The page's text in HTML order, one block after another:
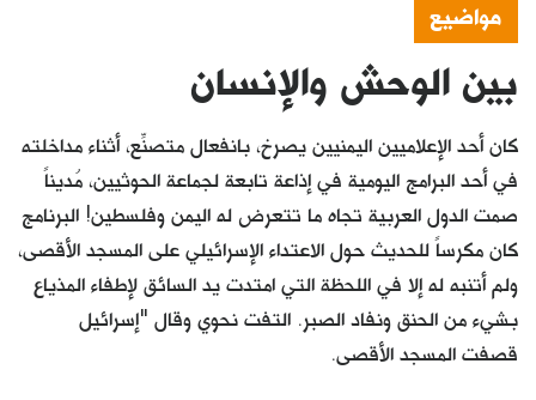
الرئيسية
مواضيع
إفتتاحية
فكرة
دفاتر
بالصورة
مواضيع
بين الوحش والإنسان
كان أحد الإعلاميين اليمنيين يصرخ، بانفعال متصنِّع، أثناء مداخلته
في أحد البرامج اليومية في إذاعة تابعة لجماعة الحوثيين، مُديناً
صمت الدول العربية تجاه ما تتعرض له اليمن وفلسطين! البرنامج
كان مكرساً للحديث حول الاعتداء الإسرائيلي على المسجد الأقصى،
ولم أتنبه له إلا في اللحظة التي امتدت يد السائق لإطفاء المذياع
بشيء من الحنق ونفاد الصبر. التفت نحوي وقال "إسرائيل
قصفت المسجد الأقصى.